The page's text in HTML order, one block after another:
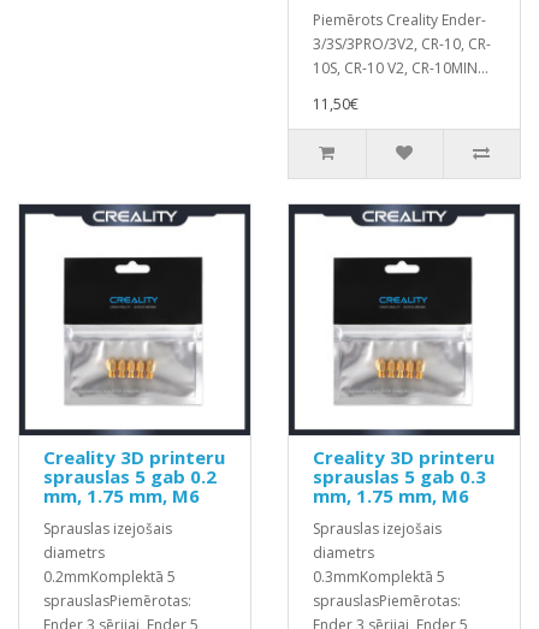
Piemērots Creality Ender-
3/3S/3PRO/3V2, CR-10, CR-
10S, CR-10 V2, CR-10MIN...
11,50€
Creality 3D printeru
sprauslas 5 gab 0.2
mm, 1.75 mm, M6
Sprauslas izejošais
diametrs
0.2mmKomplektā 5
sprauslasPiemērotas:
Ender 3 sērijai, Ender 5
Creality 3D printeru
sprauslas 5 gab 0.3
mm, 1.75 mm, M6
Sprauslas izejošais
diametrs
0.3mmKomplektā 5
sprauslasPiemērotas:
Ender 3 sērijai, Ender 5